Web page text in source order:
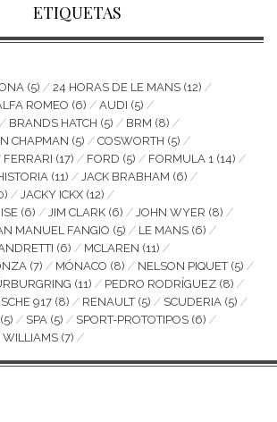
ETIQUETAS
(5) 24 HORAS DE LE MANS (12)
ROMEO (6) AUDI (5)
BRANDS HATCH (5) BRM (8)
CHAPMAN (5) COSWORTH (5)
FERRARI (17) FORD (5) FORMULA 1 (14)
(11) JACK BRABHAM (6)
JACKY ICKX (12)
(6) JIM CLARK (6) JOHN WYER (8)
MANUEL FANGIO (5) LE MANS (6)
(6) MCLAREN (11)
(7) MÓNACO (8) NELSON PIQUET(5)
(11) PEDRO RODRÍGUEZ (8)
917 (8) RENAULT(5) SCUDERIA (5)
SPA (5) SPORT-PROTOTIPOS (6)
WILLIAMS (7)